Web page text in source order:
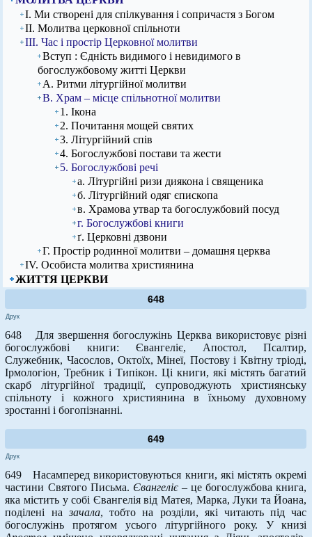
І. Ми створені для спілкування і сопричастя з Богом
ІІ. Молитва церковної спільноти
ІІІ. Час і простір Церковної молитви
Вступ : Єдність видимого і невидимого в
богослужбовому житті Церкви
А. Ритми літургійної молитви
В. Храм – місце спільнотної молитви
1. Ікона
2. Почитання мощей святих
3. Літургійний спів
4. Богослужбові постави та жести
5. Богослужбові речі
а. Літургійні ризи диякона i священика
б. Літургійний одяг єпископа
в. Храмова утвар та богослужбовий посуд
г. Богослужбові книги
ґ. Церковні дзвони
Г. Простір родинної молитви – домашня церква
ІV. Особиста молитва християнина
ЖИТТЯ ЦЕРКВИ
648
Друк
648 Для звершення богослужінь Церква використовує різні
богослужбові книги: Євангеліє, Апостол, Псалтир,
Служебник, Часослов, Октоїх, Мінеї, Постову і Квітну тріоді,
Ірмологіон, Требник і Типікон. Ці книги, які містять багатий
скарб літургійної традиції, супроводжують християнську
спільноту і кожного християнина в їхньому духовному
зростанні і богопізнанні.
649
Друк
649 Насамперед використовуються книги, які містять окремі
частини Святого Письма. Євангеліє– це богослужбова книга,
яка містить у собі Євангелія від Матея, Марка, Луки та Йоана,
поділені на зачала, тобто на розділи, які читають під час
богослужінь протягом усього літургійного року. У книзі